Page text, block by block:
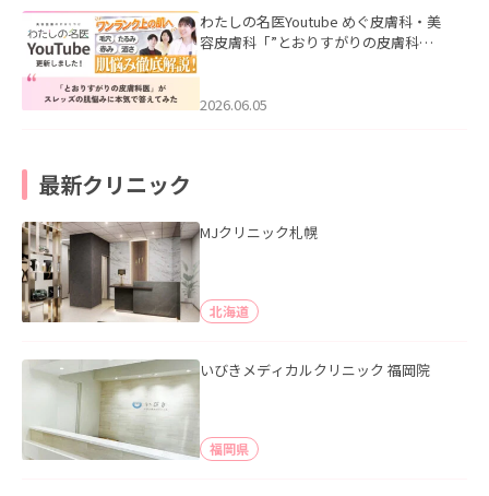
わたしの名医Youtube めぐ皮膚科・美
容皮膚科「”とおりすがりの皮膚科
2026.06.05
最新クリニック
MJクリニック札幌
北海道
いびきメディカルクリニック 福岡院
福岡県